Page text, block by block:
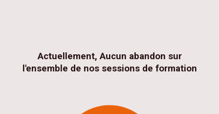
Actuellement, Aucun abandon sur
l'ensemble de nos sessions de formation